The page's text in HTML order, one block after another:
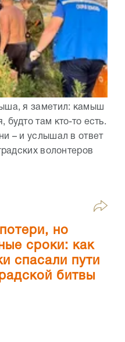
я заметил: камыш
будто там кто-то есть.
– и услышал в ответ
волонтеров
но
сроки: как
спасали пути
битвы